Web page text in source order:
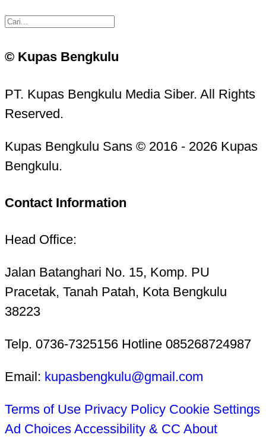
© Kupas Bengkulu
PT. Kupas Bengkulu Media Siber. All Rights
Reserved.
Kupas Bengkulu Sans © 2016 - 2026 Kupas
Bengkulu.
Contact Information
Head Office:
Jalan Batanghari No. 15, Komp. PU
Pracetak, Tanah Patah, Kota Bengkulu
38223
Telp. 0736-7325156 Hotline 085268724987
Email: kupasbengkulu@gmail.com
Terms of Use Privacy Policy Cookie Settings
Ad Choices Accessibility & CC About